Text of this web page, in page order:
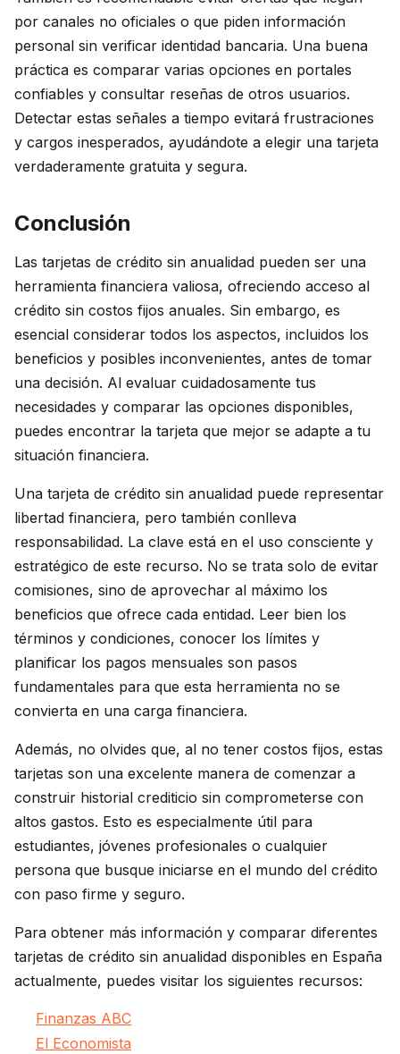
por canales no oficiales o que piden información
personal sin verificar identidad bancaria. Una buena
práctica es comparar varias opciones en portales
confiables y consultar reseñas de otros usuarios.
Detectar estas señales a tiempo evitará frustraciones
y cargos inesperados, ayudándote a elegir una tarjeta
verdaderamente gratuita y segura.
Conclusión
Las tarjetas de crédito sin anualidad pueden ser una
herramienta financiera valiosa, ofreciendo acceso al
crédito sin costos fijos anuales. Sin embargo, es
esencial considerar todos los aspectos, incluidos los
beneficios y posibles inconvenientes, antes de tomar
una decisión. Al evaluar cuidadosamente tus
necesidades y comparar las opciones disponibles,
puedes encontrar la tarjeta que mejor se adapte a tu
situación financiera.
Una tarjeta de crédito sin anualidad puede representar
libertad financiera, pero también conlleva
responsabilidad. La clave está en el uso consciente y
estratégico de este recurso. No se trata solo de evitar
comisiones, sino de aprovechar al máximo los
beneficios que ofrece cada entidad. Leer bien los
términos y condiciones, conocer los límites y
planificar los pagos mensuales son pasos
fundamentales para que esta herramienta no se
convierta en una carga financiera.
Además, no olvides que, al no tener costos fijos, estas
tarjetas son una excelente manera de comenzar a
construir historial crediticio sin comprometerse con
altos gastos. Esto es especialmente útil para
estudiantes, jóvenes profesionales o cualquier
persona que busque iniciarse en el mundo del crédito
con paso firme y seguro.
Para obtener más información y comparar diferentes
tarjetas de crédito sin anualidad disponibles en España
actualmente, puedes visitar los siguientes recursos:
Finanzas ABC
El Economista